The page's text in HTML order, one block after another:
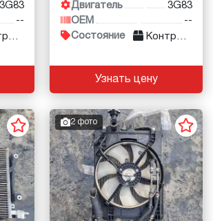
3G83
--
Двигатель
3G83
OEM
--
Состояние
Контракт
Узнать цену
2 фото